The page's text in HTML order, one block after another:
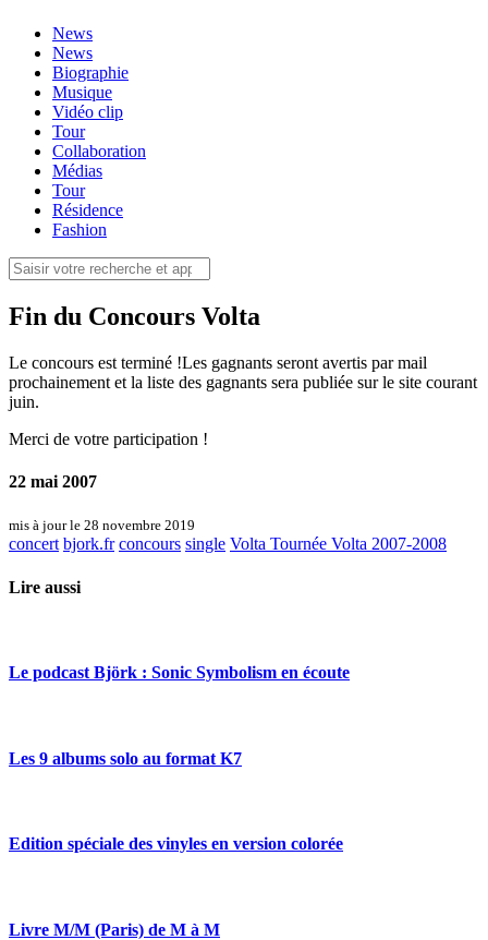
News
News
Biographie
Musique
Vidéo clip
Tour
Collaboration
Médias
Tour
Résidence
Fashion
Fin du Concours Volta
Le concours est terminé !Les gagnants seront avertis par mail
prochainement et la liste des gagnants sera publiée sur le site courant
juin.
Merci de votre participation !
22 mai 2007
mis à jour le 28 novembre 2019
concert bjork.fr concours single Volta Tournée Volta 2007-2008
Lire aussi
Le podcast Björk : Sonic Symbolism en écoute
Les 9 albums solo au format K7
Edition spéciale des vinyles en version colorée
Livre M/M (Paris) de M à M